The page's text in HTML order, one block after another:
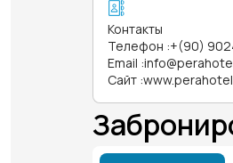
Контакты
Телефон :+(90)
Email :
Сайт :